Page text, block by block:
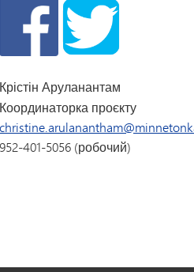
Крістін Аруланантам
Координаторка проєкту
952-401-5056 (робочий)